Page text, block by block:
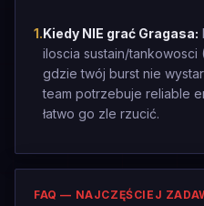
1.Kiedy NIE grać Gragasa:
iloscia sustain/tankowosci
gdzie twój burst nie
team potrzebuje reliable
łatwo go zle rzucić.
FAQ — NAJCZĘŚCIEJ